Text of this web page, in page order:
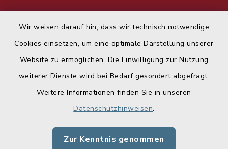
Wir weisen darauf hin, dass wir technisch notwendige
Cookies einsetzen, um eine optimale Darstellung unserer
Website zu ermöglichen. Die Einwilligung zur Nutzung
weiterer Dienste wird bei Bedarf gesondert abgefragt.
Weitere Informationen finden Sie in unseren
Datenschutzhinweisen.
Zur Kenntnis genommen
Datenschutz
Impressum
Sitemap
Cookie-Einstellungen